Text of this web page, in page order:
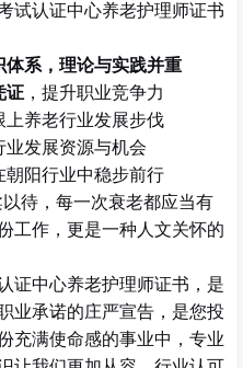
试认证中心养老护理师证书
体系，理论与实践并重
证 ，提升职业竞争力
上养老行业发展步伐
业发展资源与机会
朝阳行业中稳步前行
待，每一次衰老都应当有
工作，更是一种人文关怀的
证中心养老护理师证书，是
业承诺的庄严宣告，是您投
充满使命感的事业中，专业